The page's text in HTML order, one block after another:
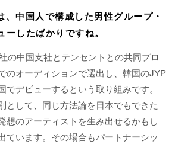
中国人で構成した男性グループ・
したばかりですね。
の中国支社とテンセントとの共同プロ
のオーディションで選出し、韓国のJYP
でデビューするという取り組みです。
として、同じ方法論を日本でもできた
想のアーティストを生み出せるかもし
ています。その場合もパートナーシッ